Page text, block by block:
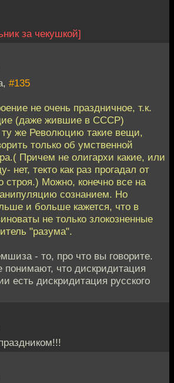
за чекушкой]
#135
не очень праздничное, т.к.
(даже жившие в СССР)
же Революцию такие вещи,
только об умственной
Причем не олигархи какие, или
нет, текто как раз прогадал от
строя.) Можно, конечно все на
сознанием. Но
и больше кажется, что в
не только злокозненные
"разума".
- то, про что вы говорите.
понимают, что дискридитация
есть дискридитация русского